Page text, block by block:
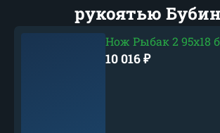
рукоятью
Нож Рыбак 2 95х18
10 016₽